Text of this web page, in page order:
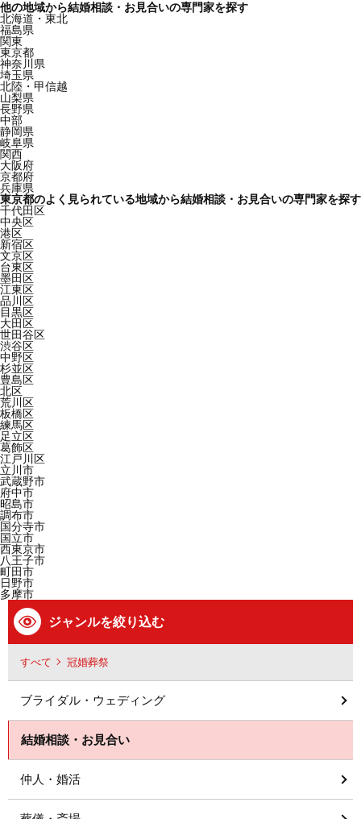
他の地域から結婚相談・お見合いの専門家を探す
北海道・東北
福島県
関東
東京都
神奈川県
埼玉県
北陸・甲信越
山梨県
長野県
中部
静岡県
岐阜県
関西
大阪府
京都府
兵庫県
東京都のよく見られている地域から結婚相談・お見合いの専門家を探す
千代田区
中央区
港区
新宿区
文京区
台東区
墨田区
江東区
品川区
目黒区
大田区
世田谷区
渋谷区
中野区
杉並区
豊島区
北区
荒川区
板橋区
練馬区
足立区
葛飾区
江戸川区
立川市
武蔵野市
府中市
昭島市
調布市
国分寺市
国立市
西東京市
八王子市
町田市
日野市
多摩市
ジャンルを絞り込む
すべて 冠婚葬祭
ブライダル・ウェディング
結婚相談・お見合い
仲人・婚活